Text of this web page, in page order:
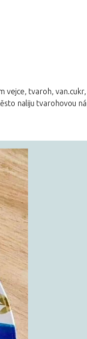
vejce, tvaroh,
naliju tvarohovou